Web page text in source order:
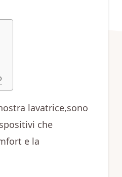
lavatrice,sono
che
e la